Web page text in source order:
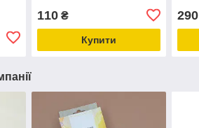
110₴
Купити
290